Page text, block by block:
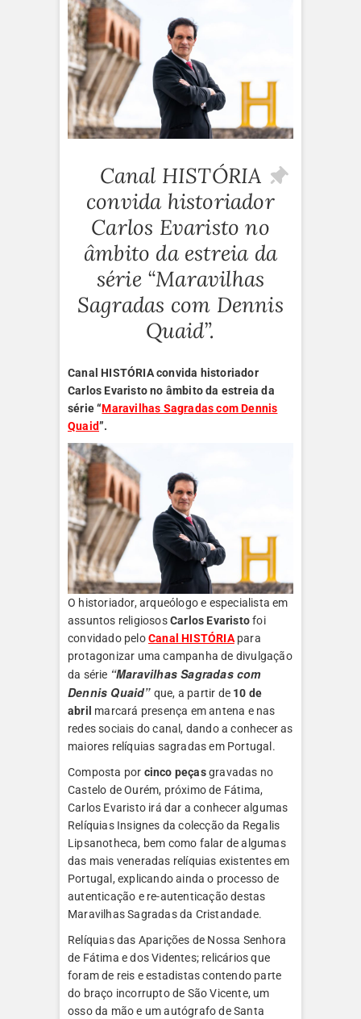
Canal HISTÓRIA
convida historiador
Carlos Evaristo no
âmbito da estreia da
série “Maravilhas
Sagradas com Dennis
Quaid”.
Canal HISTÓRIA convida historiador
Carlos Evaristo no âmbito da estreia da
série“Maravilhas Sagradas com Dennis
Quaid”.
O historiador, arqueólogo e especialista em
assuntos religiososCarlos Evaristofoi
convidado peloCanal HISTÓRIApara
protagonizar uma campanha de divulgação
da série “Maravilhas Sagradas com
Dennis Quaid” que, a partir de 10 de
abril marcará presença em antena e nas
redes sociais do canal, dando a conhecer as
maiores relíquias sagradas em Portugal.
Composta por cinco peçasgravadas no
Castelo de Ourém, próximo de Fátima,
Carlos Evaristo irá dar a conhecer algumas
Relíquias Insignes da colecção da Regalis
Lipsanotheca, bem como falar de algumas
das mais veneradas relíquias existentes em
Portugal, explicando ainda o processo de
autenticação e re-autenticação destas
Maravilhas Sagradas da Cristandade.
Relíquias das Aparições de Nossa Senhora
de Fátima e dos Videntes; relicários que
foram de reis e estadistas contendo parte
do braço incorrupto de São Vicente, um
osso da mão e um autógrafo de Santa